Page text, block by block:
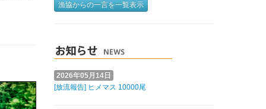
漁協からの一言を一覧表示
2026年05月14日
[放流報告] ヒメマス 10000尾